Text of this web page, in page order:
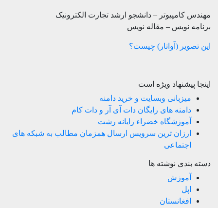
مهندس کامپیوتر – دانشجو ارشد تجارت الکترونیک
برنامه نویس – مقاله نویس
این تصویر (آواتار) چیست؟
اینجا پیشنهاد ویژه است
میزبانی وبسایت و خرید دامنه
دامنه های رایگان دات آی آر و دات کام
آموزشگاه خضراء رایانه رشت
ارزان ترین سرویس ارسال همزمان مطالب به شبکه های
اجتماعی
دسته بندی نوشته ها
آموزش
اپل
افغانستان